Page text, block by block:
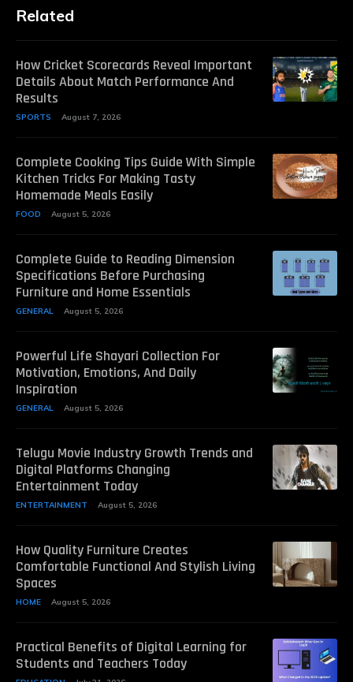
Related
How Cricket Scorecards Reveal Important
Details About Match Performance And
Results
SPORTS August 7, 2026
Complete Cooking Tips Guide With Simple
Kitchen Tricks For Making Tasty
Homemade Meals Easily
FOOD August 5, 2026
Complete Guide to Reading Dimension
Specifications Before Purchasing
Furniture and Home Essentials
GENERAL August 5, 2026
Powerful Life Shayari Collection For
Motivation, Emotions, And Daily
Inspiration
GENERAL August 5, 2026
Telugu Movie Industry Growth Trends and
Digital Platforms Changing
Entertainment Today
ENTERTAINMENT August 5, 2026
How Quality Furniture Creates
Comfortable Functional And Stylish Living
Spaces
HOME August 5, 2026
Practical Benefits of Digital Learning for
Students and Teachers Today